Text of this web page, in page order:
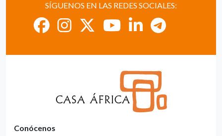
SÍGUENOS EN LAS REDES SOCIALES:
Conócenos